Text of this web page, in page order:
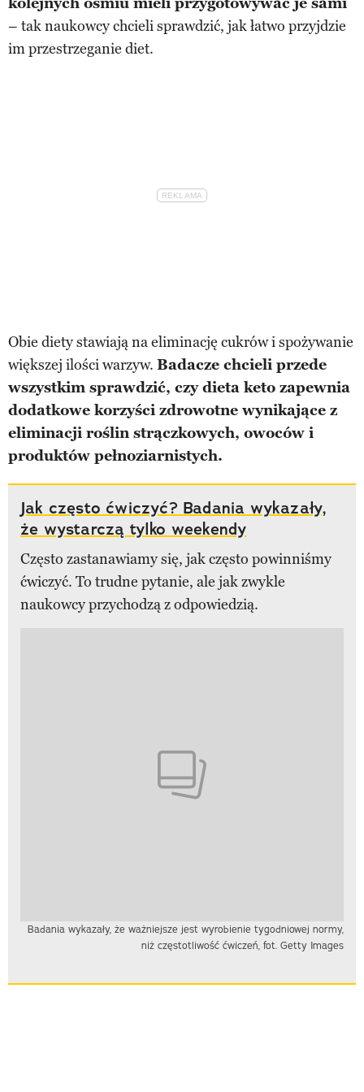
– tak naukowcy chcieli sprawdzić, jak łatwo przyjdzie
im przestrzeganie diet.
Obie diety stawiają na eliminację cukrów i spożywanie
większej ilości warzyw. Badacze chcieli przede
wszystkim sprawdzić, czy dieta keto zapewnia
dodatkowe korzyści zdrowotne wynikające z
eliminacji roślin strączkowych, owoców i
produktów pełnoziarnistych.
Jak często ćwiczyć? Badania wykazały,
że wystarczą tylko weekendy
Często zastanawiamy się, jak często powinniśmy
ćwiczyć. To trudne pytanie, ale jak zwykle
naukowcy przychodzą z odpowiedzią.
Badania wykazały, że ważniejsze jest wyrobienie tygodniowej normy,
niż częstotliwość ćwiczeń, fot. Getty Images